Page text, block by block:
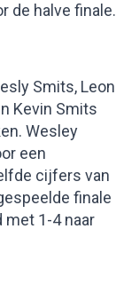
de halve finale.
Smits, Leon
Kevin Smits
Wesley
een
cijfers van
finale
1-4 naar